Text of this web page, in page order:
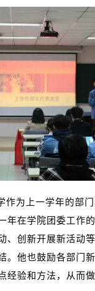
作为上一学年的部
年在学院团委工作
、创新开展新活动
。他也鼓励各部门
经验和方法，从而做